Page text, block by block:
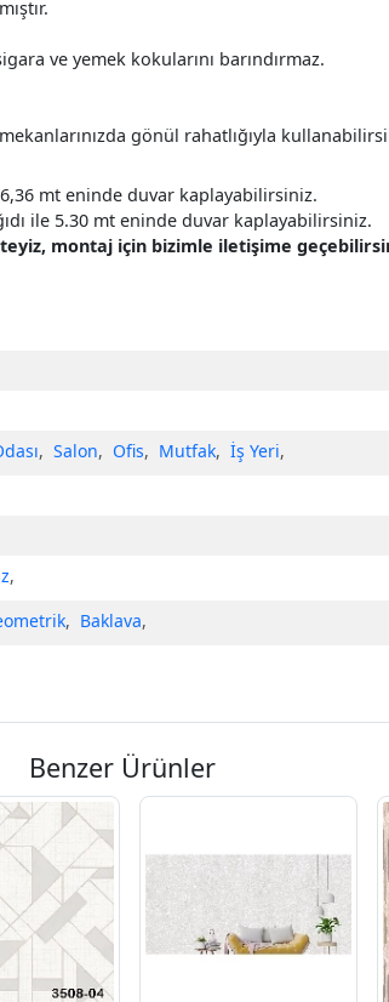
ve yemek kokularını barındırmaz.
gönül rahatlığıyla
mt eninde duvar kaplayabilirsiniz.
ile 5.30 mt eninde duvar kaplayabilirsiniz.
montaj için bizimle iletişime
, Salon, Ofis, Mutfak, İş Yeri,
,
, Baklava,
Benzer Ürünler